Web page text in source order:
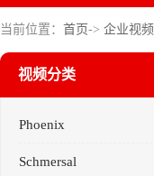
当前位置： 首页-> 企业视频
视频分类
Phoenix
Schmersal